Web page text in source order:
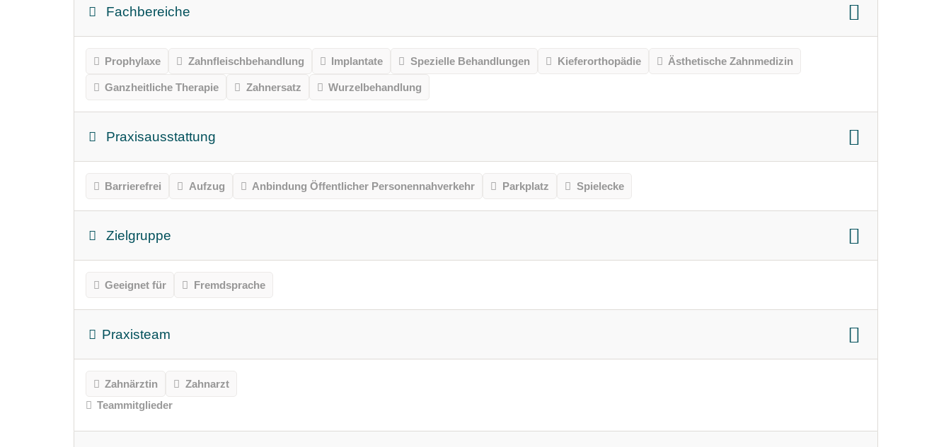
Fachbereiche
Prophylaxe Zahnfleischbehandlung Implantate Spezielle Behandlungen Kieferorthopädie Ästhetische Zahnmedizin
Ganzheitliche Therapie Zahnersatz Wurzelbehandlung
Praxisausstattung
Barrierefrei Aufzug Anbindung Öffentlicher Personennahverkehr Parkplatz Spielecke
Zielgruppe
Geeignet für Fremdsprache
Praxisteam
Zahnärztin
Zahnarzt
Teammitglieder